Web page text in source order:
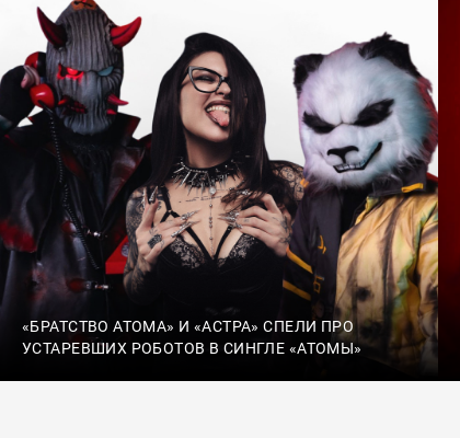
«БРАТСТВО АТОМА» И «АСТРА» СПЕЛИ ПРО
УСТАРЕВШИХ РОБОТОВ В СИНГЛЕ «АТОМЫ»